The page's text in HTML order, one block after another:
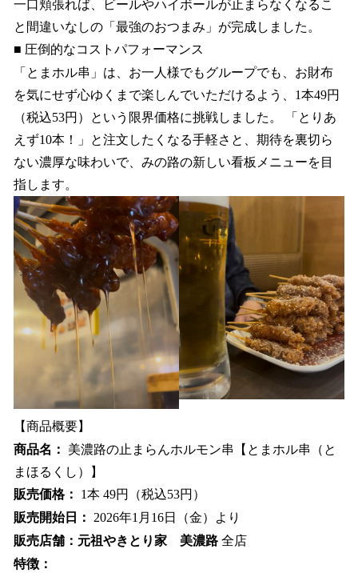
一口頬張れば、ビールやハイボールが止まらなくなるこ
と間違いなしの「最強のおつまみ」が完成しました。
■ 圧倒的なコストパフォーマンス
「とまホル串」は、お一人様でもグループでも、お財布
を気にせず心ゆくまで楽しんでいただけるよう、1本49円
（税込53円）という限界価格に挑戦しました。 「とりあ
えず10本！」と注文したくなる手軽さと、期待を裏切ら
ない濃厚な味わいで、みの路の新しい看板メニューを目
指します。
【商品概要】
商品名：
美濃路の止まらんホルモン串【とまホル串（と
まほるくし）】
販売価格：
1本 49円（税込53円）
販売開始日：
2026年1月16日（金）より
販売店舗：元祖やきとり家 美濃路 全店
特徴：